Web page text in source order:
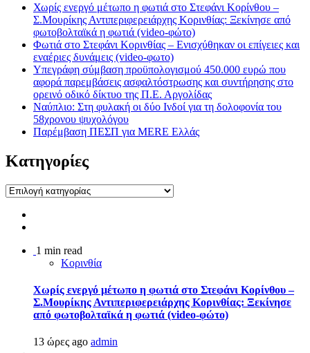
Χωρίς ενεργό μέτωπο η φωτιά στο Στεφάνι Κορίνθου –
Σ.Μουρίκης Αντιπεριφερειάρχης Κορινθίας: Ξεκίνησε από
φωτοβολταϊκά η φωτιά (video-φώτο)
Φωτιά στο Στεφάνι Κορινθίας – Ενισχύθηκαν οι επίγειες και
εναέριες δυνάμεις (video-φωτο)
Υπεγράφη σύμβαση προϋπολογισμού 450.000 ευρώ που
αφορά παρεμβάσεις ασφαλτόστρωσης και συντήρησης στο
ορεινό οδικό δίκτυο της Π.Ε. Αργολίδας
Ναύπλιο: Στη φυλακή οι δύο Ινδοί για τη δολοφονία του
58χρονου ψυχολόγου
Παρέμβαση ΠΕΣΠ για MERE Ελλάς
Kατηγορίες
Kατηγορίες
1 min read
Κορινθία
Χωρίς ενεργό μέτωπο η φωτιά στο Στεφάνι Κορίνθου –
Σ.Μουρίκης Αντιπεριφερειάρχης Κορινθίας: Ξεκίνησε
από φωτοβολταϊκά η φωτιά (video-φώτο)
13 ώρες ago admin